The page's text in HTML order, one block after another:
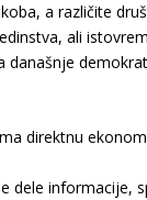
a različite
ali
direktnu
dele informacije,